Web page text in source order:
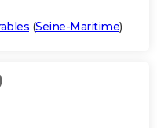
(Seine-Maritime)